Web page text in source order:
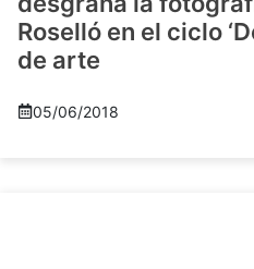
Roselló en el ciclo
de arte
05/06/2018